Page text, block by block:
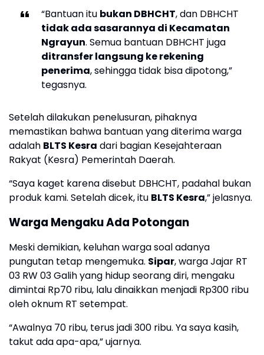
“Bantuan itu bukan DBHCHT, dan DBHCHT
tidak ada sasarannya di Kecamatan
Ngrayun. Semua bantuan DBHCHT juga
ditransfer langsung ke rekening
penerima, sehingga tidak bisa dipotong,”
tegasnya.
Setelah dilakukan penelusuran, pihaknya
memastikan bahwa bantuan yang diterima warga
adalah BLTS Kesra dari bagian Kesejahteraan
Rakyat (Kesra) Pemerintah Daerah.
“Saya kaget karena disebut DBHCHT, padahal bukan
produk kami. Setelah dicek, itu BLTS Kesra,” jelasnya.
Warga Mengaku Ada Potongan
Meski demikian, keluhan warga soal adanya
pungutan tetap mengemuka. Sipar, warga Jajar RT
03 RW 03 Galih yang hidup seorang diri, mengaku
dimintai Rp70 ribu, lalu dinaikkan menjadi Rp300 ribu
oleh oknum RT setempat.
“Awalnya 70 ribu, terus jadi 300 ribu. Ya saya kasih,
takut ada apa-apa,” ujarnya.